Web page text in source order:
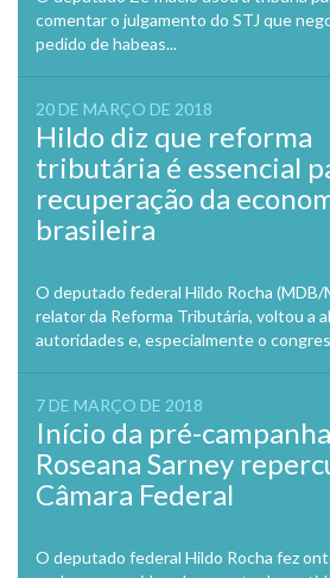
comentar o julgamento do STJ que
pedido de habeas...
20 DE MARÇO DE 2018
Hildo diz que reforma
tributária é essencial
recuperação da
brasileira
O deputado federal Hildo Rocha (MDB/
relator da Reforma Tributária, voltou a
autoridades e, especialmente o
7 DE MARÇO DE 2018
Início da pré-
Roseana Sarney
Câmara Federal
O deputado federal Hildo Rocha fez